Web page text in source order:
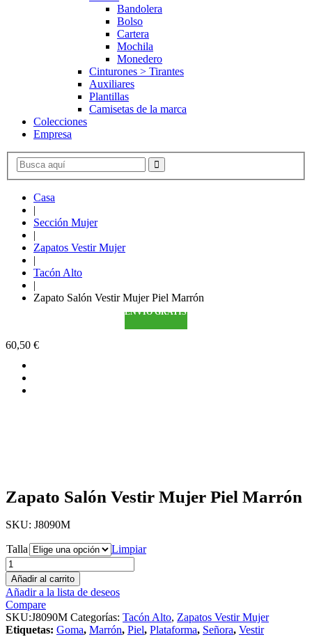
Bandolera
Bolso
Cartera
Mochila
Monedero
Cinturones > Tirantes
Auxiliares
Plantillas
Camisetas de la marca
Colecciones
Empresa
Casa
|
Sección Mujer
|
Zapatos Vestir Mujer
|
Tacón Alto
|
Zapato Salón Vestir Mujer Piel Marrón
60,50 €
ENVÍO GRATIS
Zapato Salón Vestir Mujer Piel Marrón
SKU: J8090M
Talla Limpiar
Añadir al carrito
Añadir a la lista de deseos
Compare
SKU:J8090M Categorías: Tacón Alto, Zapatos Vestir Mujer
Etiquetas: Goma, Marrón, Piel, Plataforma, Señora, Vestir